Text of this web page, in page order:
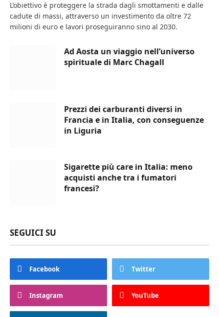
L’obiettivo è proteggere la strada dagli smottamenti e dalle
cadute di massi, attraverso un investimento da oltre 72
milioni di euro e lavori proseguiranno sino al 2030.
Ad Aosta un viaggio nell’universo
spirituale di Marc Chagall
Prezzi dei carburanti diversi in
Francia e in Italia, con conseguenze
in Liguria
Sigarette più care in Italia: meno
acquisti anche tra i fumatori
francesi?
SEGUICI SU
Facebook Twitter
Instagram YouTube